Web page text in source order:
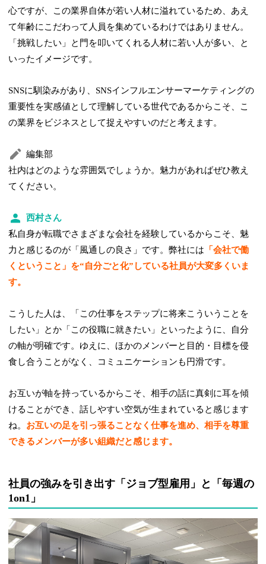
心ですが、この業界自体が若い人材に溢れているため、あえ
て年齢にこだわって人員を集めているわけではありません。
「挑戦したい」と門を叩いてくれる人材に若い人が多い、と
いったイメージです。
SNSに馴染みがあり、SNSインフルエンサーマーケティングの
重要性を実感値として理解している世代であるからこそ、こ
の業界をビジネスとして捉えやすいのだと考えます。
編集部
社内はどのような雰囲気でしょうか。魅力があればぜひ教え
てください。
西村さん
私自身が転職でさまざまな会社を経験しているからこそ、魅
力と感じるのが「風通しの良さ」です。弊社には 「会社で働
くということ」を“自分ごと化”している社員が大変多くいま
す。
こうした人は、「この仕事をステップに将来こういうことを
したい」とか「この役職に就きたい」といったように、自分
の軸が明確です。ゆえに、ほかのメンバーと目的・目標を侵
食し合うことがなく、コミュニケーションも円滑です。
お互いが軸を持っているからこそ、相手の話に真剣に耳を傾
けることができ、話しやすい空気が生まれていると感じます
ね。 お互いの足を引っ張ることなく仕事を進め、相手を尊重
できるメンバーが多い組織だと感じます。
社員の強みを引き出す「ジョブ型雇用」と「毎週の
1on1」